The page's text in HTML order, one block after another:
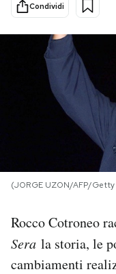
Cultura
Economia
Sport
PODCAST
SHOP
Condividi
(JORGE UZON/AFP/
Rocco Cotroneo
Sera la storia, le
cambiamenti